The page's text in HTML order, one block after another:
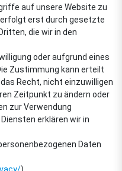
auf unsere Website zu
erfolgt erst durch gesetzte
die wir in den
oder aufgrund eines
Zustimmung kann erteilt
Recht, nicht einzuwilligen
Zeitpunkt zu ändern oder
zur Verwendung
erklären wir in
Daten